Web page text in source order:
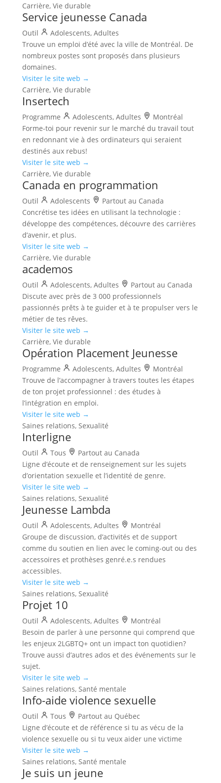
Carrière, Vie durable
Service jeunesse Canada
Outil
Adolescents, Adultes
Trouve un emploi d’été avec la ville de Montréal. De
nombreux postes sont proposés dans plusieurs
domaines.
Visiter le site web →
Carrière, Vie durable
Insertech
Programme Adolescents, Adultes
Montréal
Forme-toi pour revenir sur le marché du travail tout
en redonnant vie à des ordinateurs qui seraient
destinés aux rebus!
Visiter le site web →
Carrière, Vie durable
Canada en programmation
Outil Adolescents
Partout au Canada
Concrétise tes idées en utilisant la technologie :
développe des compétences, découvre des carrières
d’avenir, et plus.
Visiter le site web →
Carrière, Vie durable
academos
Outil Adolescents, Adultes
Partout au Canada
Discute avec près de 3 000 professionnels
passionnés prêts à te guider et à te propulser vers le
métier de tes rêves.
Visiter le site web →
Carrière, Vie durable
Opération Placement Jeunesse
Programme Adolescents, Adultes
Montréal
Trouve de l’accompagner à travers toutes les étapes
de ton projet professionnel : des études à
l’intégration en emploi.
Visiter le site web →
Saines relations, Sexualité
Interligne
Outil Tous
Partout au Canada
Ligne d’écoute et de renseignement sur les sujets
d’orientation sexuelle et l’identité de genre.
Visiter le site web →
Saines relations, Sexualité
Jeunesse Lambda
Outil Adolescents, Adultes
Montréal
Groupe de discussion, d’activités et de support
comme du soutien en lien avec le coming-out ou des
accessoires et prothèses genré.e.s rendues
accessibles.
Visiter le site web →
Saines relations, Sexualité
Projet 10
Outil Adolescents, Adultes
Montréal
Besoin de parler à une personne qui comprend que
les enjeux 2LGBTQ+ ont un impact ton quotidien?
Trouve aussi d’autres ados et des événements sur le
sujet.
Visiter le site web →
Saines relations, Santé mentale
Info-aide violence sexuelle
Outil Tous
Partout au Québec
Ligne d’écoute et de référence si tu as vécu de la
violence sexuelle ou si tu veux aider une victime
Visiter le site web →
Saines relations, Santé mentale
Je suis un jeune